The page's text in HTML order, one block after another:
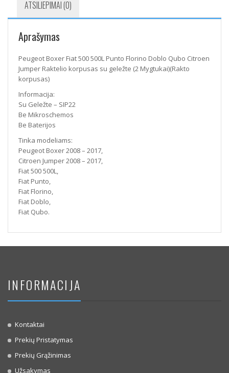
Qubo
Raktelio
korpusas
geležte
Mygtukai)
(Rakto
korpusas)
ATSILIEPIMAI (0)
Aprašymas
Peugeot Boxer Fiat 500 500L Punto Florino Doblo Qubo Citroen
Jumper Raktelio korpusas su geležte (2 Mygtukai)(Rakto
korpusas)
Informacija:
Su Geležte – SIP22
Be Mikroschemos
Be Baterijos
Tinka modeliams:
Peugeot Boxer 2008 – 2017,
Citroen Jumper 2008 – 2017,
Fiat 500 500L,
Fiat Punto,
Fiat Florino,
Fiat Doblo,
Fiat Qubo.
INFORMACIJA
Kontaktai
Prekių Pristatymas
Prekių Grąžinimas
Užsakymas